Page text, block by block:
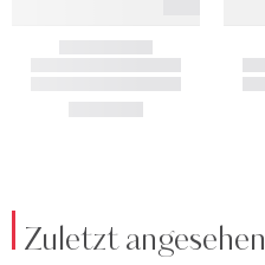
Zuletzt angesehen